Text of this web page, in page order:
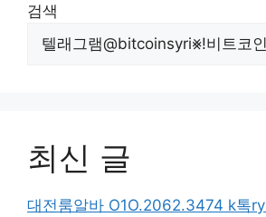
검색
최신 글
대전룸알바 O1O.2062.3474 k톡